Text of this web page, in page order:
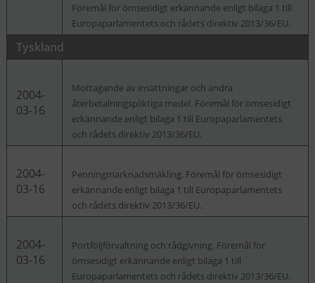
Föremål för ömsesidigt erkännande enligt bilaga 1 till
Europaparlamentets och rådets direktiv 2013/36/EU.
Tyskland
2004-
03-16
Mottagande av insättningar och andra
återbetalningspliktiga medel. Föremål för ömsesidigt
erkännande enligt bilaga 1 till Europaparlamentets
och rådets direktiv 2013/36/EU.
2004-
03-16
Penningmarknadsmäkling. Föremål för ömsesidigt
erkännande enligt bilaga 1 till Europaparlamentets
och rådets direktiv 2013/36/EU.
2004-
03-16
Portföljförvaltning och rådgivning. Föremål för
ömsesidigt erkännande enligt bilaga 1 till
Europaparlamentets och rådets direktiv 2013/36/EU.